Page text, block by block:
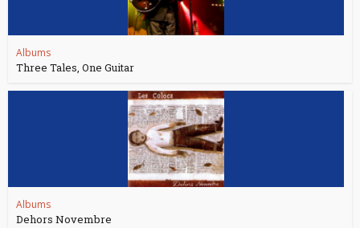
Albums
Three Tales, One Guitar
Albums
Dehors Novembre